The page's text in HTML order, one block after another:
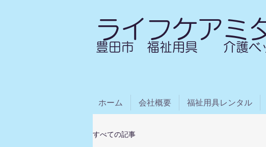
ライフケアミ
豊田市 福祉用具 介護ベ
ホーム 会社概要 福祉用具レンタル
すべての記事